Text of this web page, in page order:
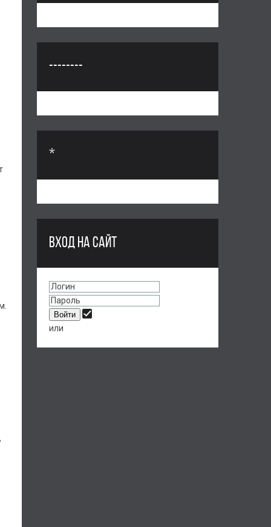
--------
*
ВХОД НА САЙТ
или